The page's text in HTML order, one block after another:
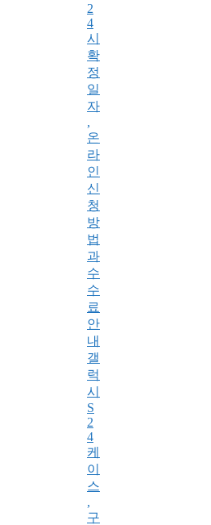
2
4
시
확
정
일
자
,
온
라
인
신
청
방
법
과
수
수
료
안
내
갤
럭
시
S
2
4
케
이
스
,
구